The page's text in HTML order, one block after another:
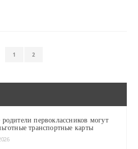
1 2
первоклассников могут
транспортные карты